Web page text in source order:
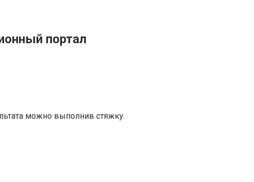
портал
можно выполнив стяжку.